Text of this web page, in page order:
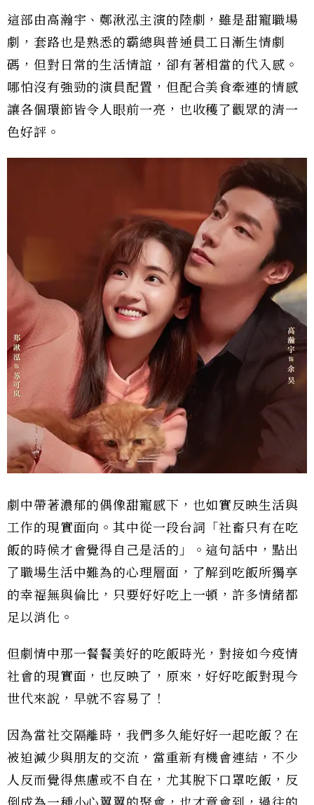
這部由高瀚宇、鄭湫泓主演的陸劇，雖是甜寵職場
劇，套路也是熟悉的霸總與普通員工日漸生情劇
碼，但對日常的生活情誼，卻有著相當的代入感。
哪怕沒有強勁的演員配置，但配合美食牽連的情感
讓各個環節皆令人眼前一亮，也收穫了觀眾的清一
色好評。
劇中帶著濃郁的偶像甜寵感下，也如實反映生活與
工作的現實面向。其中從一段台詞「社畜只有在吃
飯的時候才會覺得自己是活的」。這句話中，點出
了職場生活中難為的心理層面，了解到吃飯所獨享
的幸福無與倫比，只要好好吃上一頓，許多情緒都
足以消化。
但劇情中那一餐餐美好的吃飯時光，對接如今疫情
社會的現實面，也反映了，原來，好好吃飯對現今
世代來說，早就不容易了！
因為當社交隔離時，我們多久能好好一起吃飯？在
被迫減少與朋友的交流，當重新有機會連結，不少
人反而覺得焦慮或不自在，尤其脫下口罩吃飯，反